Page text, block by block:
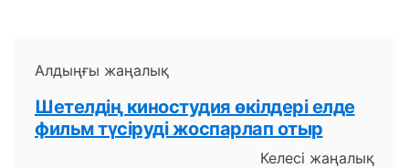
Алдыңғы жаңалық
Шетелдің киностудия өкілдері елде
фильм түсіруді жоспарлап отыр
Келесі жаңалық